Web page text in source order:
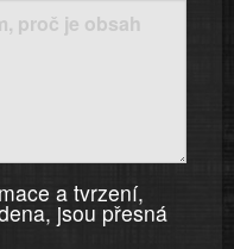
a tvrzení,
jsou přesná